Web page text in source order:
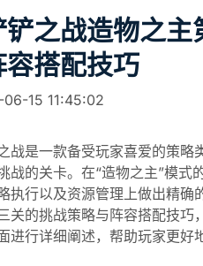
之战造物之
容搭配技巧
15 11:45:02
战是一款备受玩家喜爱的策略
战的关卡。在“造物之主”模
执行以及资源管理上做出精确
关的挑战策略与阵容搭配技
进行详细阐述，帮助玩家更